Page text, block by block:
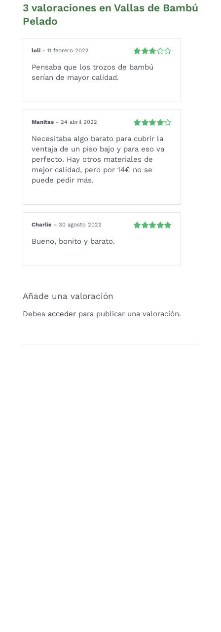
3 valoraciones en Vallas de Bambú
Pelado
Valorado
con3
loli – 11 febrero 2022
Pensaba que los trozos de bambú
serían de mayor calidad.
con4 de 5
Manitas – 24 abril 2022
Necesitaba algo barato para cubrir la
ventaja de un piso bajo y para eso va
perfecto. Hay otros materiales de
mejor calidad, pero por 14€ no se
puede pedir más.
Charlie – 30 agosto 2022
Bueno, bonito y barato.
Añade una valoración
Debes accederpara publicar una valoración.